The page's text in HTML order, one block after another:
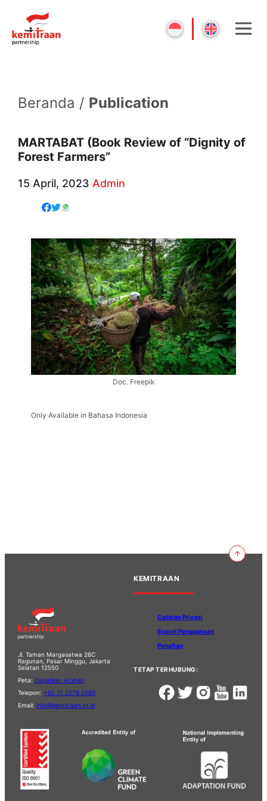
Beranda / Publication
MARTABAT (Book Review of “Dignity of
Forest Farmers”
15 April, 2023 Admin
Doc. Freepik
Only Available in Bahasa Indonesia
Jl. Taman Margasatwa 26C
Ragunan, Pasar Minggu, Jakarta
Selatan 12550
Peta: Dapatkan Arahan
Telepon: +62 21 2278 0580
Email: info@kemitraan.or.id
KEMITRAAN
Catatan Privasi
Syarat Penggunaan
Penafian
TETAP TERHUBUNG: